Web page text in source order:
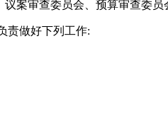
案审查委员会、预算审查委员
责做好下列工作: